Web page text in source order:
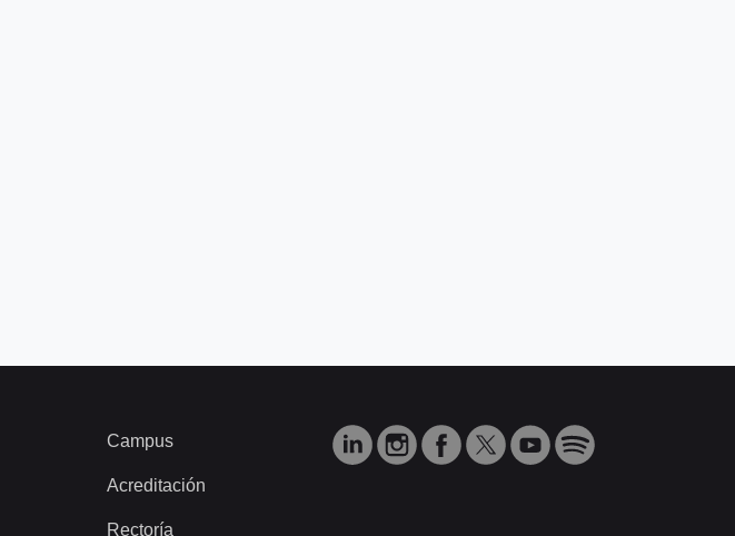
Campus
Acreditación
Rectoría